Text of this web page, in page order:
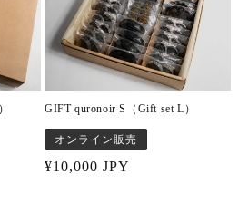
GIFT quronoir S（Gift set L）
オンライン販売
Regular
¥10,000 JPY